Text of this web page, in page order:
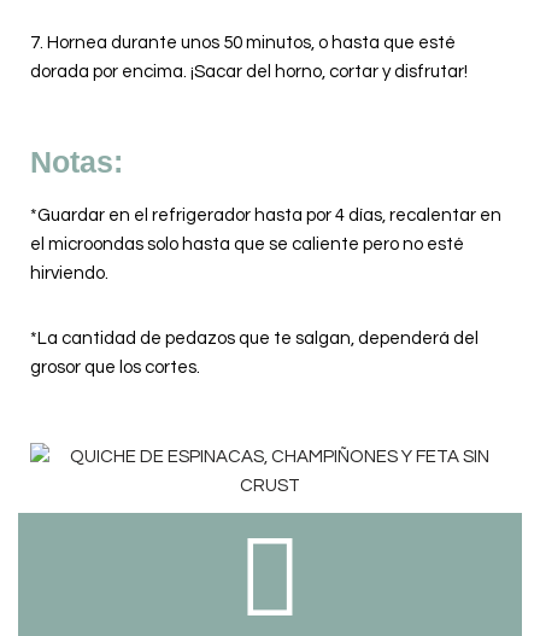
7. Hornea durante unos 50 minutos, o hasta que esté
dorada por encima. ¡Sacar del horno, cortar y disfrutar!
Notas:
*Guardar en el refrigerador hasta por 4 días, recalentar en
el microondas solo hasta que se caliente pero no esté
hirviendo.
*La cantidad de pedazos que te salgan, dependerá del
grosor que los cortes.